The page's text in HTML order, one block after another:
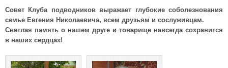
Совет Клуба подводников выражает глубокие соболезнования
семье Евгения Николаевича, всем друзьям и сослуживцам.
Светлая память о нашем друге и товарище навсегда сохранится
в наших сердцах!